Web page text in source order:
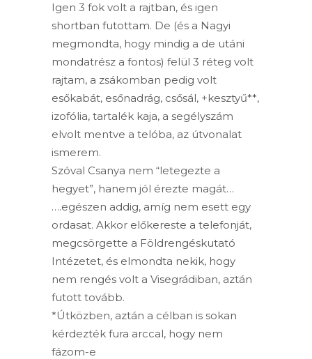
Igen 3 fok volt a rajtban, és igen
shortban futottam. De (és a Nagyi
megmondta, hogy mindig a de utáni
mondatrész a fontos) felül 3 réteg volt
rajtam, a zsákomban pedig volt
esőkabát, esőnadrág, csősál, +kesztyű**,
izofólia, tartalék kaja, a segélyszám
elvolt mentve a telóba, az útvonalat
ismerem.
Szóval Csanya nem “letegezte a
hegyet”, hanem jól érezte magát…
….egészen addig, amíg nem esett egy
ordasat. Akkor előkereste a telefonját,
megcsörgette a Földrengéskutató
Intézetet, és elmondta nekik, hogy
nem rengés volt a Visegrádiban, aztán
futott tovább.
*Útközben, aztán a célban is sokan
kérdezték fura arccal, hogy nem
fázom-e